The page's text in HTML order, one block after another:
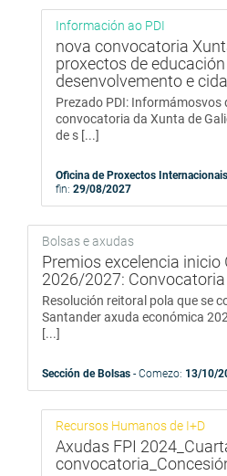
Información ao PDI
nova convocatoria
proxectos de
desenvolvemento e
Prezado PDI: Informámosvos
convocatoria da Xunta de
de s [...]
Oficina de Proxectos Internacionais
fin: 29/08/2027
Bolsas e axudas
Premios excelencia inicio
2026/2027: Convocatoria
Resolución reitoral pola que se
Santander axuda económica
[...]
Sección de Bolsas - Comezo: 13/10/
Recursos Humanos de I+D
Axudas FPI